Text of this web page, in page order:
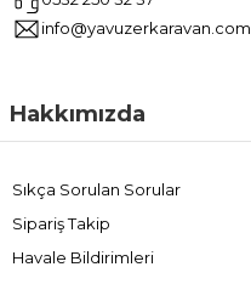
info@yavuzerkaravan.com
Hakkımızda
Sıkça Sorulan Sorular
Sipariş Takip
Havale Bildirimleri